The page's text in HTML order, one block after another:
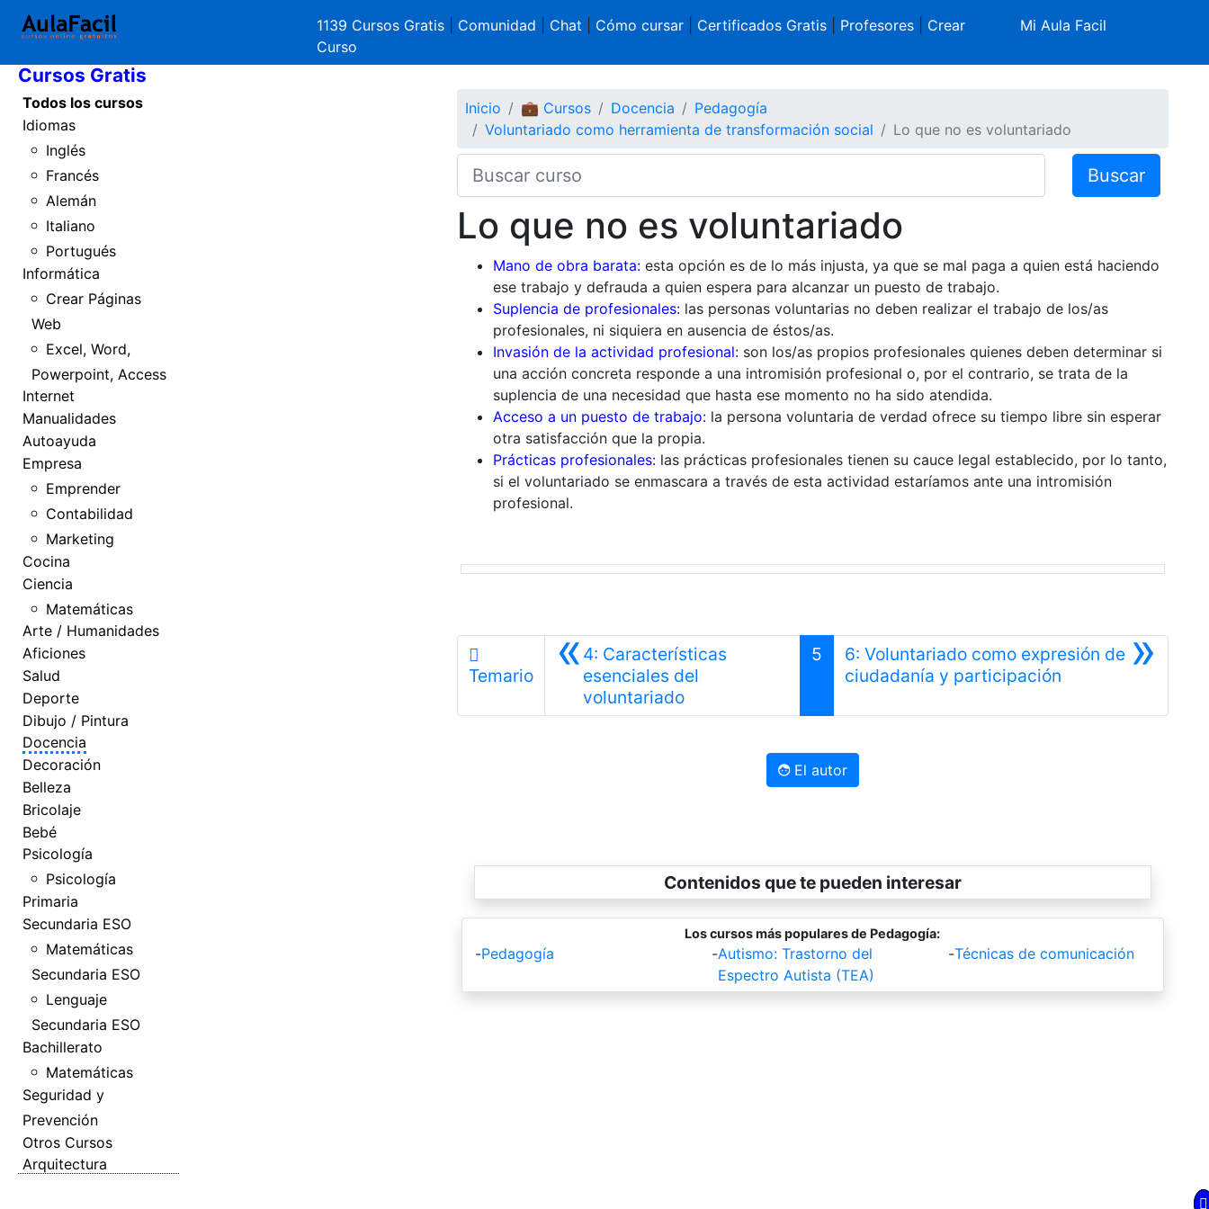
1139 Cursos Gratis Comunidad Chat Cómo cursar| Certificados Gratis| Profesores| Crear
Curso
Mi Aula Facil
Inicio
Cursos Gratis
Todos los cursos
Idiomas
Inglés
Francés
Alemán
Italiano
Portugués
Informática
Crear Páginas
Web
Excel, Word,
Powerpoint, Access
Internet
Manualidades
Autoayuda
Empresa
Emprender
Contabilidad
Marketing
Cocina
Ciencia
Matemáticas
Arte / Humanidades
Aficiones
Salud
Deporte
Dibujo / Pintura
Docencia
Decoración
Belleza
Bricolaje
Bebé
Psicología
Psicología
Primaria
Secundaria ESO
Matemáticas
Secundaria ESO
Lenguaje
Secundaria ESO
Bachillerato
Matemáticas
Seguridad y
Prevención
Otros Cursos
Arquitectura
Inicio 💼 Cursos Docencia
Pedagogía
Voluntariado como herramienta de transformación social
Lo que no es voluntariado
Buscar
Lo que no es voluntariado
Mano de obra barata: esta opción es de lo más injusta, ya que se mal paga a quien está haciendo
ese trabajo y defrauda a quien espera para alcanzar un puesto de trabajo.
Suplencia de profesionales:las personas voluntarias no deben realizar el trabajo de los/as
profesionales, ni siquiera en ausencia de éstos/as.
Invasión de la actividad profesional:son los/as propios profesionales quienes deben determinar si
una acción concreta responde a una intromisión profesional o, por el contrario, se trata de la
suplencia de una necesidad que hasta ese momento no ha sido atendida.
Acceso a un puesto de trabajo:la persona voluntaria de verdad ofrece su tiempo libre sin esperar
otra satisfacción que la propia.
Prácticas profesionales: las prácticas profesionales tienen su cauce legal establecido, por lo tanto,
si el voluntariado se enmascara a través de esta actividad estaríamos ante una intromisión
profesional.
Temario «4: Características
esenciales del
voluntariadoAnterior
5 »
6: Voluntariado como expresión de
ciudadanía y participaciónSiguiente
El autor
Contenidos que te pueden interesar
Los cursos más populares de Pedagogía:
-Pedagogía -Autismo: Trastorno del
Espectro Autista (TEA)
-Técnicas de comunicación